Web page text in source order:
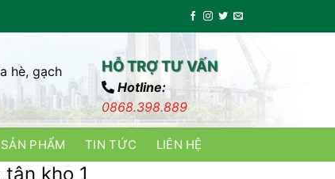
hè, gạch
HỖ TRỢ TƯ VẤN
Hotline:
0868.398.889
PHẨM TIN TỨC LIÊN HỆ
kho 1